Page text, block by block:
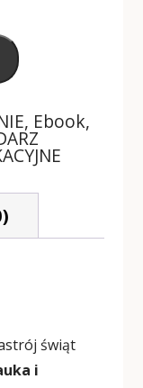
, Ebook,
świąt
i